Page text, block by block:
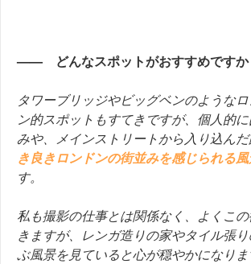
—— どんなスポットがおすすめですか
タワーブリッジやビッグベンのような
ン的スポットもすてきですが、個人的
みや、メインストリートから入り込んだ
き良きロンドンの街並みを感じられる
す。
私も撮影の仕事とは関係なく、よくこ
きますが、レンガ造りの家やタイル張
ぶ風景を見ていると心が穏やかになりま